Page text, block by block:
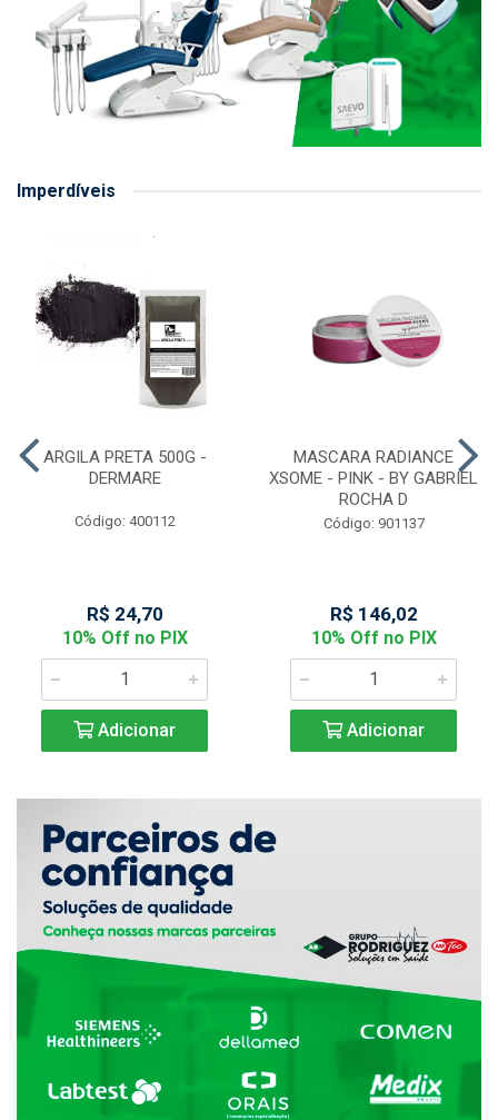
Imperdíveis
ARGILA PRETA 500G -
DERMARE
Código: 400112
R$ 24,70
10% Off no PIX
Adicionar
MASCARA RADIANCE
XSOME - PINK - BY GABRIEL
ROCHA D
Código: 901137
R$ 146,02
10% Off no PIX
Adicionar